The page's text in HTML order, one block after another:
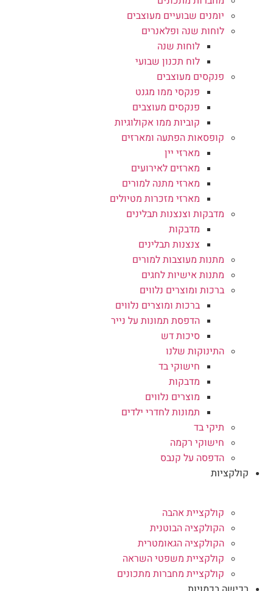
יומנים שבועיים מעוצבים
לוחות שנה ופלאנרים
לוחות שנה
לוח תכנון שבועי
פנקסים מעוצבים
פנקסי ממו מגנט
פנקסים מעוצבים
קוביות ממו אקולוגיות
קופסאות הפתעה ומארזים
מארזי יין
מארזים לאירועים
מארזי מתנה למורים
מארזי מזכרות מטיולים
מדבקות וצנצנות תבלינים
מדבקות
צנצנות תבלינים
מתנות מעוצבות למורים
מתנות אישיות לחגים
ברכות ומוצרים נלווים
ברכות ומוצרים נלווים
הדפסת תמונות על נייר
סיכות דש
התינוקות שלנו
חישוקי בד
מדבקות
מוצרים נלווים
תמונות לחדרי ילדים
תיקי בד
חישוקי רקמה
הדפסה על קנבס
קולקציות
קולקציית אהבה
הקולקציה הבוטנית
הקולקציה הגאומטרית
קולקציית משפטי השראה
קולקציית מחברות מתכונים